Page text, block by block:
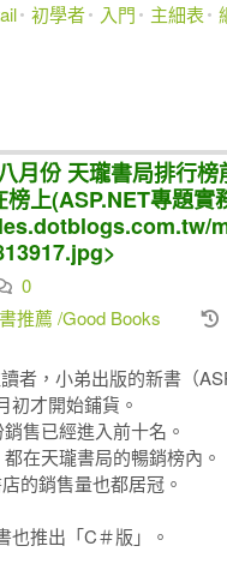
初學者 入門 主細表
月份 天瓏書局排行榜
榜上(ASP.NET專題實
0
推薦 /Good Books
者，小弟出版的新書（
初才開始鋪貨。
售已經進入前十名。
在天瓏書局的暢銷榜內。
的銷售量也都居冠。
也推出「C＃版」。